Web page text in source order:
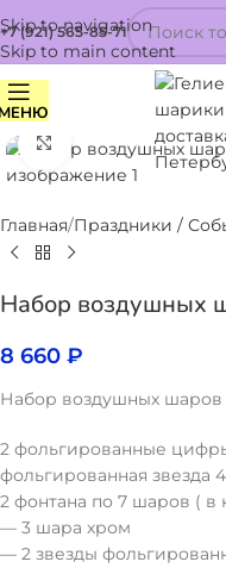
Skip to navigation
Skip to main content
+7 (921) 565-85-71
Нажмите, чтобы
Главная Праздники /
Набор воздушных
8 660 ₽
Набор воздушных шаров
2 фольгированные
фольгированная звезда
2 фонтана по 7 шаров ( в
— 3 шара хром
— 2 звезды